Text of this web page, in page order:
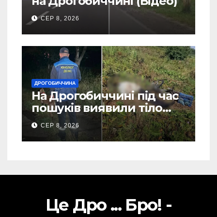
СЕР 8, 2026
ДРОГОБИЧЧИНА
На Дрогобиччині під час
пошуків виявили тіло
зниклого чоловіка (Фото)
СЕР 8, 2026
Це Дро ... Бро! -